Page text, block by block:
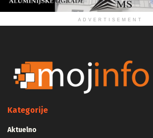
ADVERTISEMENT
Kategorije
Aktuelno